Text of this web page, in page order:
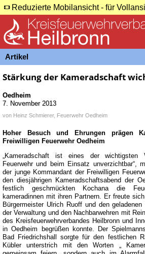
Reduzierte Mobilansicht - für
Artikel
Stärkung der Kameradschaft
Oedheim
7. November 2013
von Heinz Schmierer, Feuerwehr Oedheim
Hoher Besuch und Ehrungen prägen
Freiwilligen Feuerwehr Oedheim
„Kameradschaft ist eines der wichtigsten
Feuerwehr und beim Einsatz unverzichtbar“,
der junge Kommandant der Freiwilligen
den diesjährigen Kameradschaftsabend der
festlich geschmückten Kochana die
kameradinnen mit ihren Partnern. Er freute
Bürgermeister Ulrich Ruoff und den geladenen
der Verwaltung und den Nachbarwehren mit
des Kreisfeuerwehrverbandes Heilbronn und
in Oedheim begrüßen konnte. Der
Bad Friedrichshall sorgte für den festlichen
Kübler unterstrich mit den Worten „